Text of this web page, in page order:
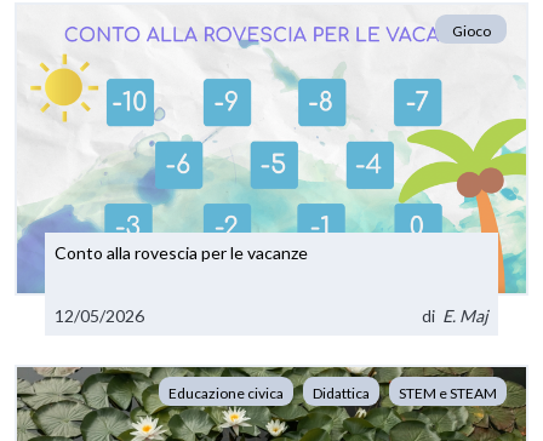
Gioco
Conto alla rovescia per le vacanze
12/05/2026 di E. Maj
Educazione civica Didattica STEM e STEAM